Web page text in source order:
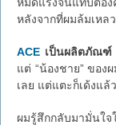
หลังจากที่ผมล้มเหล
ACEเป็นผลิตภัณฑ์
แต่ “น้องชาย” ของ
เลย แต่แตะก็เด้งแล้ว
ผมรู้สึกกลับมามั่นใ